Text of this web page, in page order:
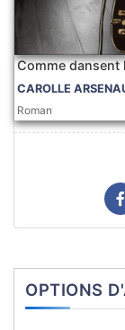
Comme dansent
CAROLLE
Roman
OPTIONS